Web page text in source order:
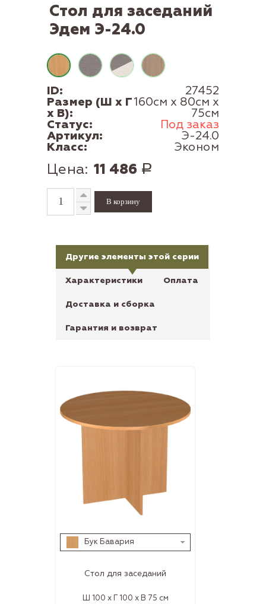
Стол для заседаний
Эдем Э-24.0
ID: 27452
Размер (Ш x Г
x В):
160см x 80см x
75см
Статус: Под заказ
Артикул: Э-24.0
Класс: Эконом
Цена: 11 486 Р
Другие элементы этой серии
Характеристики Оплата
Доставка и сборка
Гарантия и возврат
Бук Бавария
Стол для заседаний
Ш 100 x Г 100 x В 75 см